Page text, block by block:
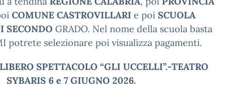
COMUNE CASTROVILLARI e poiSCUOLA
SECONDOGRADO. Nel nome della scuola basta
potrete selezionare poi visualizza pagamenti.
SPETTACOLO “GLI UCCELLI”.-TEATRO
SYBARIS 6 e 7 GIUGNO 2026.